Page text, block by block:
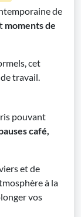
de
moments de
cet
travail.
pouvant
café,
et de
à la
vos